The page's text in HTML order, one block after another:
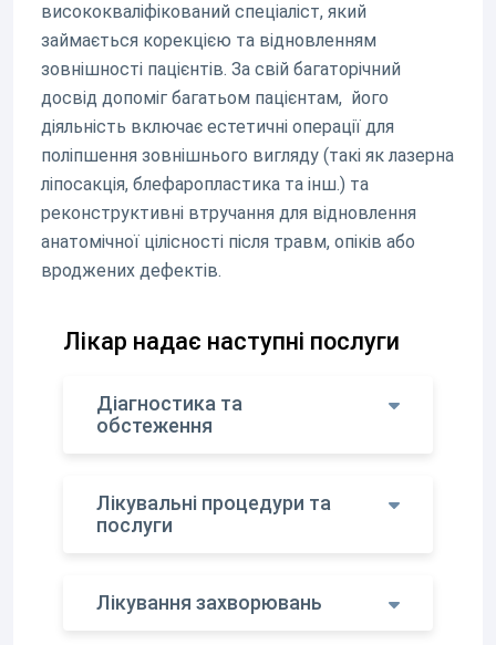
висококваліфікований спеціаліст, який
займається корекцією та відновленням
зовнішності пацієнтів. За свій багаторічний
досвід допоміг багатьом пацієнтам, його
діяльність включає естетичні операції для
поліпшення зовнішнього вигляду (такі як лазерна
ліпосакція, блефаропластика та інш.) та
реконструктивні втручання для відновлення
анатомічної цілісності після травм, опіків або
вроджених дефектів.
Лікар надає наступні послуги
Діагностика та
обстеження
Лікувальні процедури та
послуги
Лікування захворювань